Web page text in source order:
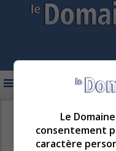
LE DOMAINE BLEU
Le
consentement
caractère